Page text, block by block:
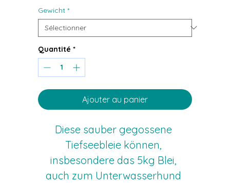
Gewicht *
Quantité *
Ajouter au panier
Diese sauber gegossene
Tiefseebleie können,
insbesondere das 5kg Blei,
auch zum Unterwasserhund